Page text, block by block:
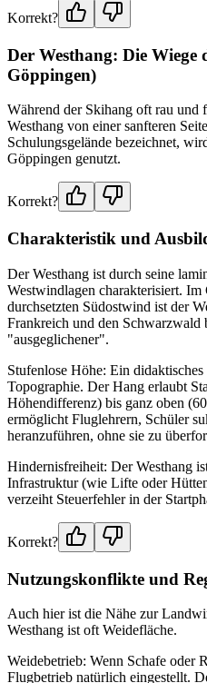
Korrekt?
Der Westhang: Die Wiege
Göppingen)
Während der Skihang oft rau und
Westhang von einer sanfteren
Schulungsgelände bezeichnet,
Göppingen genutzt.
Korrekt?
Charakteristik und
Der Westhang ist durch seine
Westwindlagen charakterisiert. Im
durchsetzten Südostwind ist der
Frankreich und den
"ausgeglichener".
Stufenlose Höhe: Ein
Topographie. Der Hang erlaubt
Höhendifferenz) bis ganz oben
ermöglicht Fluglehrern, Schüler
heranzuführen, ohne sie zu
Hindernisfreiheit: Der Westhang
Infrastruktur (wie Lifte oder
verzeiht Steuerfehler in der
Korrekt?
Nutzungskonflikte und
Auch hier ist die Nähe zur
Westhang ist oft Weidefläche.
Weidebetrieb: Wenn Schafe oder
Flugbetrieb natürlich eingestellt.